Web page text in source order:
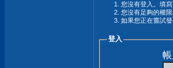
您沒有登入。填
您沒有足夠的權
如果您正在嘗試
登入